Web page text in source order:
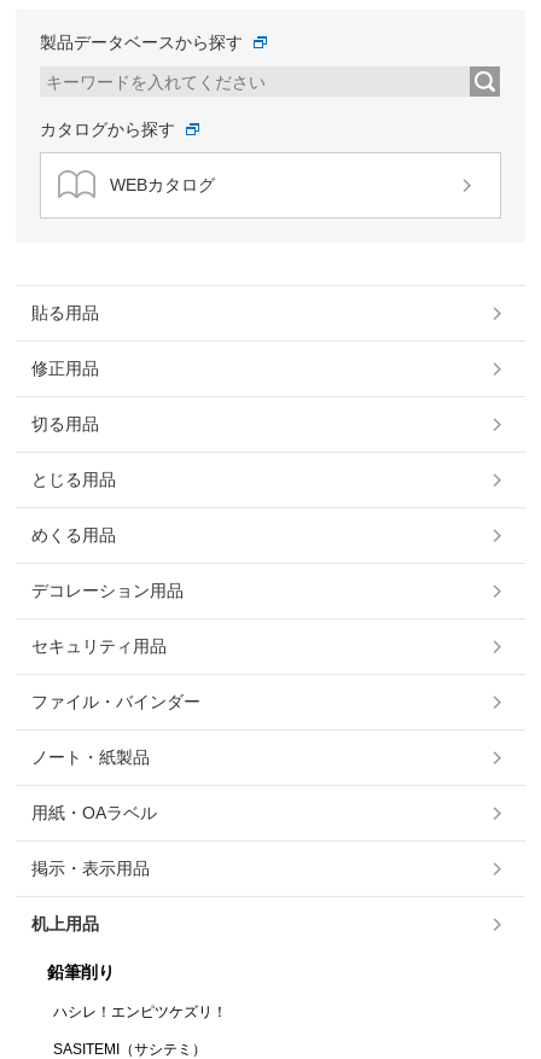
製品データベースから探す
カタログから探す
WEBカタログ
貼る用品
修正用品
切る用品
とじる用品
めくる用品
デコレーション用品
セキュリティ用品
ファイル・バインダー
ノート・紙製品
用紙・OAラベル
掲示・表示用品
机上用品
鉛筆削り
ハシレ！エンピツケズリ！
SASITEMI（サシテミ）